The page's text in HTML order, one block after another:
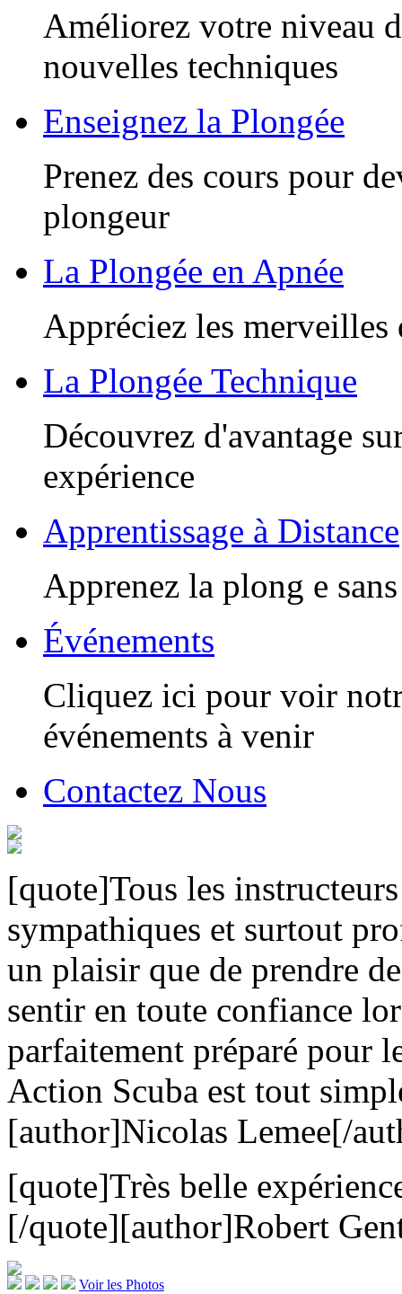
Améliorez votre niveau
nouvelles techniques
Enseignez la Plongée
Prenez des cours pour
plongeur
La Plongée en Apnée
Appréciez les merveilles
La Plongée Technique
Découvrez d'avantage
expérience
Apprentissage à Distance
Apprenez la plong e
Événements
Cliquez ici pour voir
événements à venir
Contactez Nous
[quote]Tous les
sympathiques et surtout
un plaisir que de prendre
sentir en toute confiance
parfaitement préparé pour
Action Scuba est tout
[author]Nicolas Lemee[/
[quote]Très belle
[/quote][author]Robert
Voir les Photos